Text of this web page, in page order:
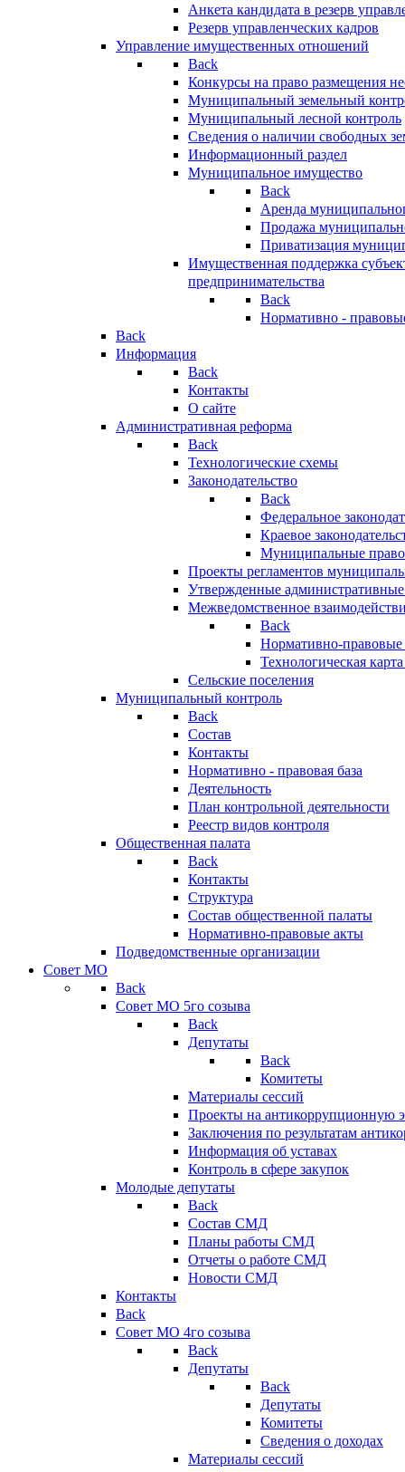
Анкета кандидата в резерв
Резерв управленческих кадров
Управление имущественных отношений
Back
Конкурсы на право размещения
Муниципальный земельный
Муниципальный лесной контроль
Сведения о наличии свободных
Информационный раздел
Муниципальное имущество
Back
Аренда
Продажа
Приватизация
Имущественная поддержка
предпринимательства
Back
Нормативно -
Back
Информация
Back
Контакты
О сайте
Административная реформа
Back
Технологические схемы
Законодательство
Back
Федеральное
Краевое
Муниципальные
Проекты регламентов
Утвержденные
Межведомственное
Back
Нормативно-правовые
Технологическая
Сельские поселения
Муниципальный контроль
Back
Состав
Контакты
Нормативно - правовая база
Деятельность
План контрольной деятельности
Реестр видов контроля
Общественная палата
Back
Контакты
Структура
Состав общественной палаты
Нормативно-правовые акты
Подведомственные организации
Совет МО
Back
Совет МО 5го созыва
Back
Депутаты
Back
Комитеты
Материалы сессий
Проекты на антикоррупционную
Заключения по результатам
Информация об уставах
Контроль в сфере закупок
Молодые депутаты
Back
Состав СМД
Планы работы СМД
Отчеты о работе СМД
Новости СМД
Контакты
Back
Совет МО 4го созыва
Back
Депутаты
Back
Депутаты
Комитеты
Сведения о доходах
Материалы сессий